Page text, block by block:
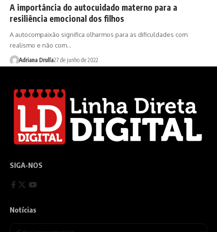
A importância do autocuidado materno para a
resiliência emocional dos filhos
A autocompaixão significa olharmos para as dificuldades com
realismo e não com…
Adriana Drulla27 de junho de 2022
SIGA-NOS
Notícias